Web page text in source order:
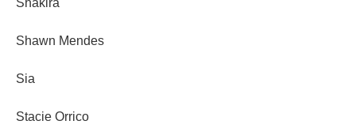
Shakira
Shawn Mendes
Sia
Stacie Orrico